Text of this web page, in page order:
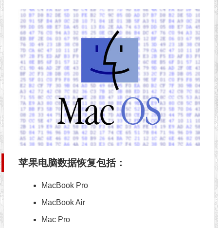
苹果电脑数据恢复包括：
MacBook Pro
MacBook Air
Mac Pro